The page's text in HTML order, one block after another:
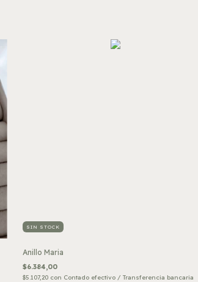
SIN STOCK
Anillo Maria
$6.384,00
$5.107,20 con Contado efectivo / Transferencia bancaria